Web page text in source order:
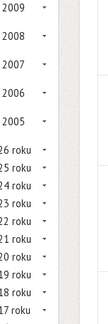
2009
2008
2007
2006
2005
roku
roku
roku
roku
roku
roku
roku
roku
roku
roku